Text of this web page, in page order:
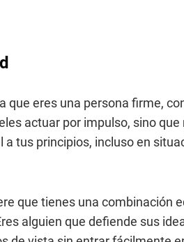
que eres una persona firme,
actuar por impulso, sino
tus principios, incluso en
que tienes una combinación
alguien que defiende sus